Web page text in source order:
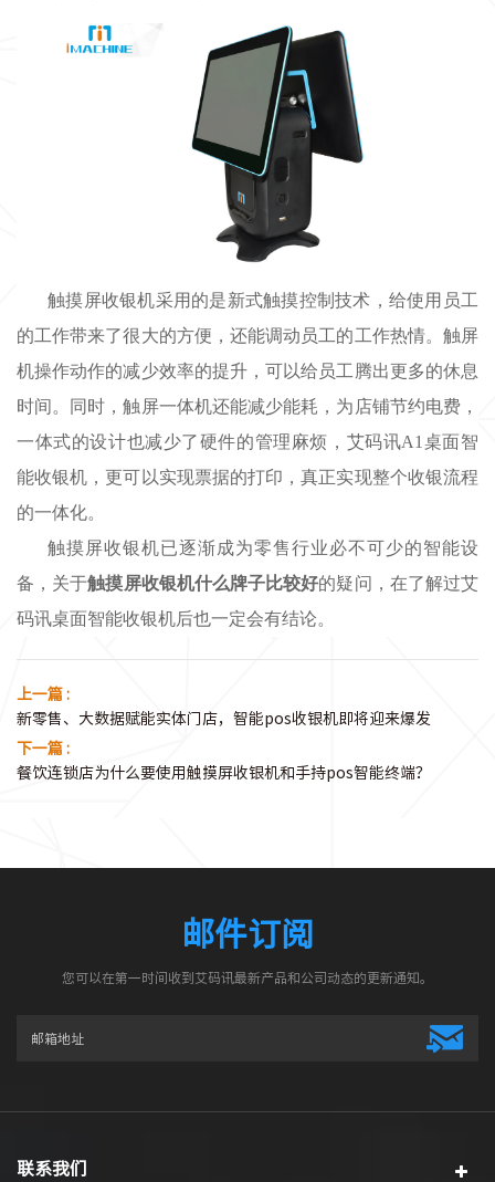
触摸屏收银机采用的是新式触摸控制技术，给使用员工
的工作带来了很大的方便 ，还能调动员工的工作热情。 触屏
机操作动作的减少效率的提升 ，可以给员工腾出更多的休息
时间。
同时，触屏一体机还能减少能耗，为店铺节约电费，
一体式的设计也减少了硬件的管理麻烦，艾码讯A1桌面智
能收银机，更可以实现票据的打印，真正实现整个收银流程
的一体化。
触摸屏收银机已逐渐成为零售行业必不可少的智能设
备 ， 关于触摸屏收银机什么牌子比较好的疑问，在了解过艾
码讯桌面智能收银机后也一定会有结论。
上一篇 :
新零售、大数据赋能实体门店，智能pos收银机即将迎来爆发
下一篇 :
餐饮连锁店为什么要使用触摸屏收银机和手持pos智能终端？
邮件订阅
您可以在第一时间收到艾码讯最新产品和公司动态的更新通知。
联系我们